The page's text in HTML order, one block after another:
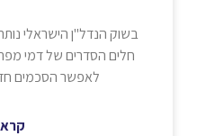
בשוק הנדל"ן הישראלי
חלים הסדרים של דמי
לאפשר הסכמים